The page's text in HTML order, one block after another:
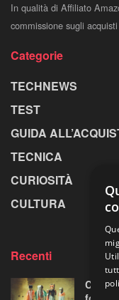
In qualità di Affiliato
commissione sugli
Categorie
TECHNEWS
TEST
GUIDA
TECNICA
CURIOSITÀ
CULTURA
Recenti